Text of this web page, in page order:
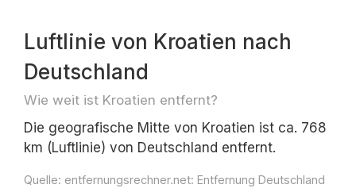
Luftlinie von Kroatien nach
Deutschland
Wie weit ist Kroatien entfernt?
Die geografische Mitte von Kroatien ist ca. 768
km (Luftlinie) von Deutschland entfernt.
Quelle: entfernungsrechner.net: Entfernung Deutschland